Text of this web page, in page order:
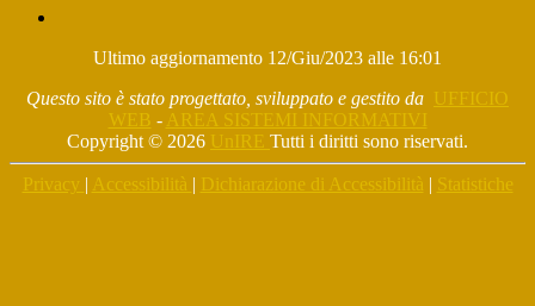
Ultimo aggiornamento 12/Giu/2023 alle 16:01
Questo sito è stato progettato, sviluppato e gestito da UFFICIO
WEB - AREA SISTEMI INFORMATIVI
Copyright © 2026 UnIRE Tutti i diritti sono riservati.
Privacy | Accessibilità | Dichiarazione di Accessibilità | Statistiche